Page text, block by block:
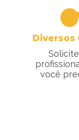
Diversos
você